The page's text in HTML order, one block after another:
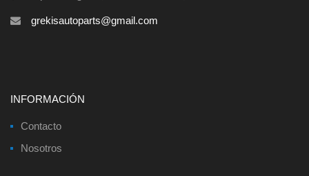
grekisautoparts@gmail.com
INFORMACIÓN
Contacto
Nosotros